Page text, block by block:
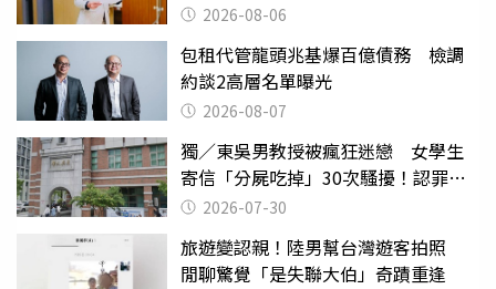
2026-08-06
包租代管龍頭兆基爆百億債務 檢調
約談2高層名單曝光
2026-08-07
獨／東吳男教授被瘋狂迷戀 女學生
寄信「分屍吃掉」30次騷擾！認罪免
關 2026-07-30
旅遊變認親！陸男幫台灣遊客拍照
閒聊驚覺「是失聯大伯」奇蹟重逢